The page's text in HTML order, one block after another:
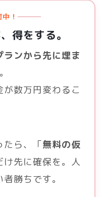
！
得をする。
ランから先に埋ま
。
数万円変わるこ
たら、「無料の仮
け先に確保を。人
勝ちです。